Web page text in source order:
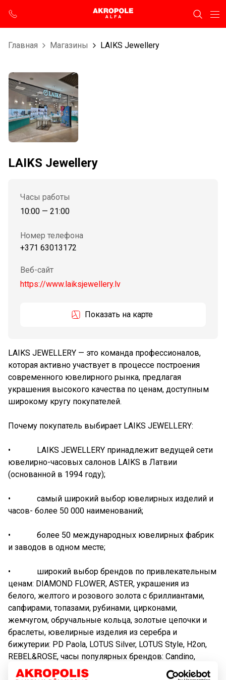
Главная Магазины LAIKS Jewellery
LAIKS Jewellery
Часы работы
10:00 — 21:00
Номер телефона
+371 63013172
Веб-сайт
https://www.laiksjewellery.lv
Показать на карте
LAIKS JEWELLERY — это команда профессионалов,
которая активно участвует в процессе построения
современного ювелирного рынка, предлагая
украшения высокого качества по ценам, доступным
широкому кругу покупателей.
Почему покупатель выбирает LAIKS JEWELLERY:
• LAIKS JEWELLERY принадлежит ведущей сети
ювелирно-часовых салонов LAIKS в Латвии
(основанной в 1994 году);
• самый широкий выбор ювелирных изделий и
часов- более 50 000 наименований;
• более 50 международных ювелирных фабрик
и заводов в одном месте;
• широкий выбор брендов по привлекательным
ценам: DIAMOND FLOWER, ASTER, украшения из
белого, желтого и розового золота с бриллиантами,
сапфирами, топазами, рубинами, цирконами,
жемчугом, обручальные кольца, золотые цепочки и
браслеты, ювелирные изделия из серебра и
бижутерии: PD Paola, LOTUS Silver, LOTUS Style, H2on,
REBEL&ROSE, часы популярных брендов: Candino,
Casio, G-Shock, Festina, Daniel Wellington, Paul Hewitt и